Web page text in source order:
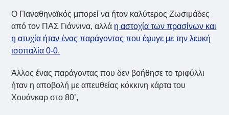
Ο Παναθηναϊκός μπορεί να ήταν καλύτερος Ζωσιμάδες
από τον ΠΑΣ Γιάννινα, αλλά η αστοχία των πρασίνων και
η ατυχία ήταν ένας παράγοντας που έφυγε με την λευκή
ισοπαλία 0-0.
Άλλος ένας παράγοντας που δεν βοήθησε το τριφύλλι
ήταν η αποβολή με απευθείας κόκκινη κάρτα του
Χουάνκαρ στο 80’,